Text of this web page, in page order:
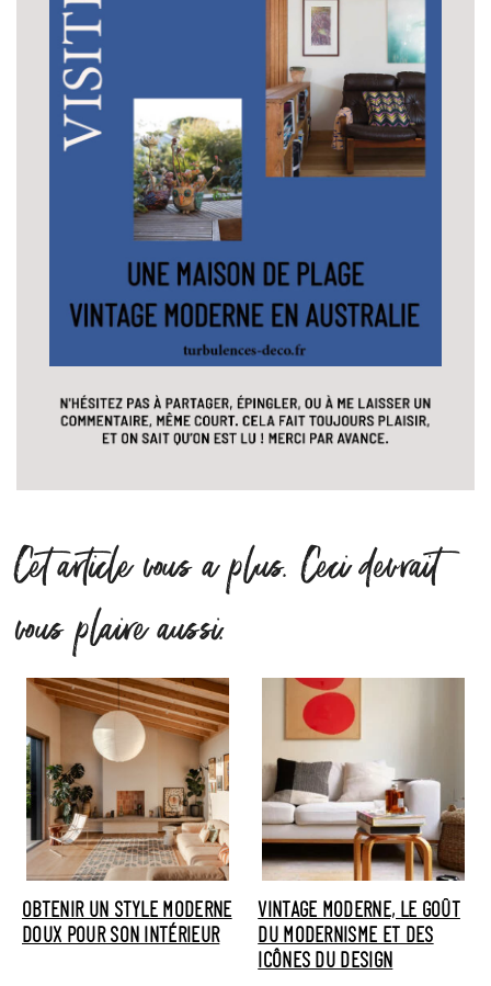
Cet article vous a plus. Ceci devrait
vous plaire aussi.
OBTENIR UN STYLE MODERNE
DOUX POUR SON INTÉRIEUR
VINTAGE MODERNE, LE GOÛT
DU MODERNISME ET DES
ICÔNES DU DESIGN